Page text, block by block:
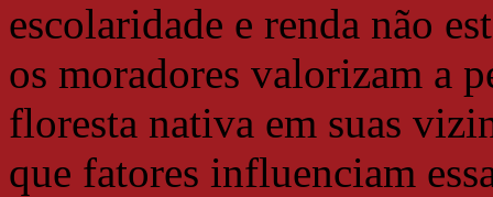
escolaridade e renda não
os moradores valorizam a
floresta nativa em suas
que fatores influenciam